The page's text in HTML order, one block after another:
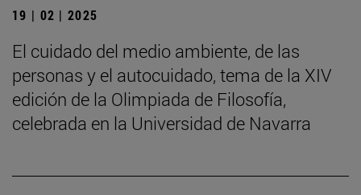
19 | 02 | 2025
El cuidado del medio ambiente, de las
personas y el autocuidado, tema de la XIV
edición de la Olimpiada de Filosofía,
celebrada en la Universidad de Navarra